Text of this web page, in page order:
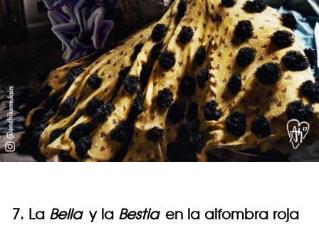
7. La Bella y la Bestia en la alfombra roja